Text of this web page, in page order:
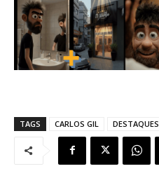
TAGS CARLOS GIL DESTAQUES